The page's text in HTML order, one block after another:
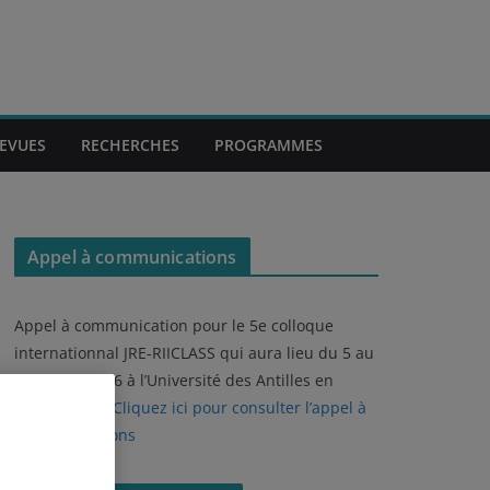
RECHERCHES PROGRAMMES
Appel à communications
Appel à communication pour le 5e colloque
internationnal JRE-RIICLASS qui aura lieu du 5 au
9 octobre 2026 à l’Université des Antilles en
Cliquez ici pour consulter l’appel à
communications